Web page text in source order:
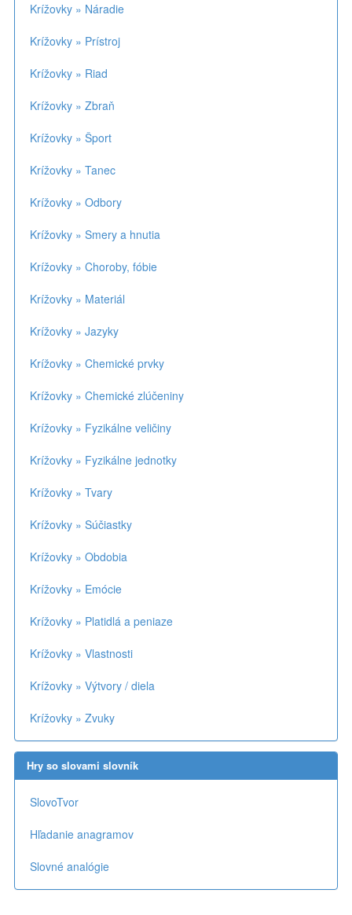
Krížovky » Náradie
Krížovky » Prístroj
Krížovky » Riad
Krížovky » Zbraň
Krížovky » Šport
Krížovky » Tanec
Krížovky » Odbory
Krížovky » Smery a hnutia
Krížovky » Choroby, fóbie
Krížovky » Materiál
Krížovky » Jazyky
Krížovky » Chemické prvky
Krížovky » Chemické zlúčeniny
Krížovky » Fyzikálne veličiny
Krížovky » Fyzikálne jednotky
Krížovky » Tvary
Krížovky » Súčiastky
Krížovky » Obdobia
Krížovky » Emócie
Krížovky » Platidlá a peniaze
Krížovky » Vlastnosti
Krížovky » Výtvory / diela
Krížovky » Zvuky
Hry so slovami slovník
SlovoTvor
Hľadanie anagramov
Slovné analógie